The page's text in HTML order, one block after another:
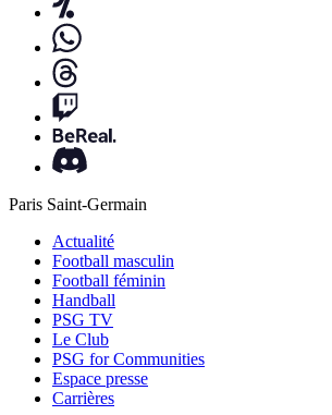
Paris Saint-Germain
Actualité
Football masculin
Football féminin
Handball
PSG TV
Le Club
PSG for Communities
Espace presse
Carrières